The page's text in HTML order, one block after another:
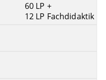
60 LP +
12 LP Fachdidaktik